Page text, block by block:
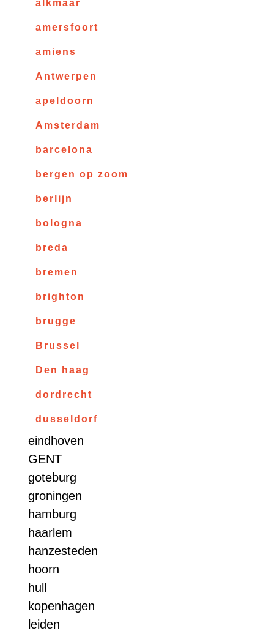
alkmaar
amersfoort
amiens
Antwerpen
apeldoorn
Amsterdam
barcelona
bergen op zoom
berlijn
bologna
breda
bremen
brighton
brugge
Brussel
Den haag
dordrecht
dusseldorf
eindhoven
GENT
goteburg
groningen
hamburg
haarlem
hanzesteden
hoorn
hull
kopenhagen
leiden